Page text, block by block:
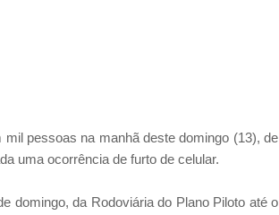
pessoas na manhã deste domingo (13), de
uma ocorrência de furto de celular.
domingo, da Rodoviária do Plano Piloto até o